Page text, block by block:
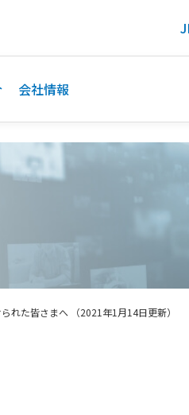
会社情報
れた皆さまへ （2021年1月14日更新）